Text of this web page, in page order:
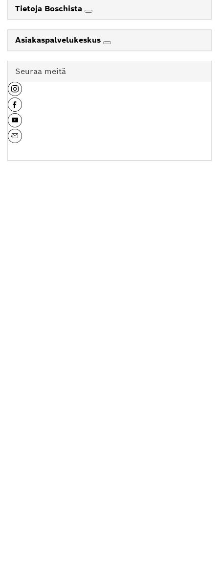
Tietoja Boschista
Asiakaspalvelukeskus
Seuraa meitä